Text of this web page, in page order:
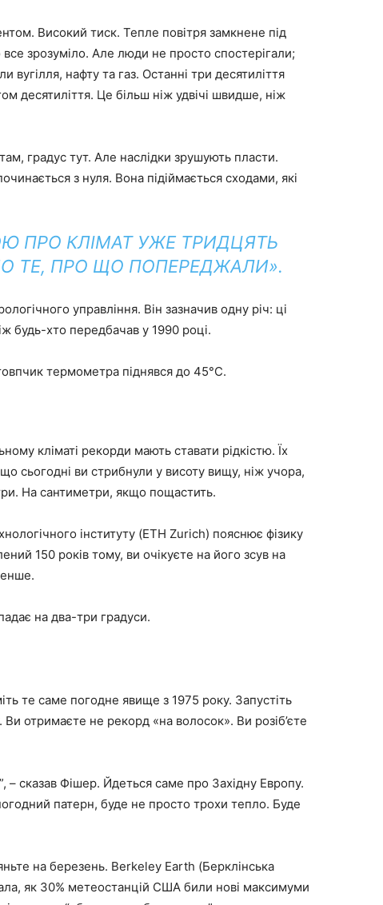
Високий тиск. Тепле повітря замкнене під
зрозуміло. Але люди не просто спостерігали;
нафту та газ. Останні три десятиліття
десятиліття. Це більш ніж удвічі швидше, ніж
градус тут. Але наслідки зрушують пласти.
з нуля. Вона підіймається сходами, які
ПРО КЛІМАТ УЖЕ ТРИДЦЯТЬ
ТЕ, ПРО ЩО ПОПЕРЕДЖАЛИ».
управління. Він зазначив одну річ: ці
будь-хто передбачав у 1990 році.
термометра піднявся до 45°C.
кліматі рекорди мають ставати рідкістю. Їх
сьогодні ви стрибнули у висоту вищу, ніж учора,
На сантиметри, якщо пощастить.
інституту (ETH Zurich) пояснює фізику
150 років тому, ви очікуєте на його зсув на
на два-три градуси.
те саме погодне явище з 1975 року. Запустіть
Ви отримаєте не рекорд «на волосок». Ви розіб’єте
– сказав Фішер. Йдеться саме про Західну Европу.
патерн, буде не просто трохи тепло. Буде
на березень. Berkeley Earth (Берклінська
як 30% метеостанцій США били нові максимуми